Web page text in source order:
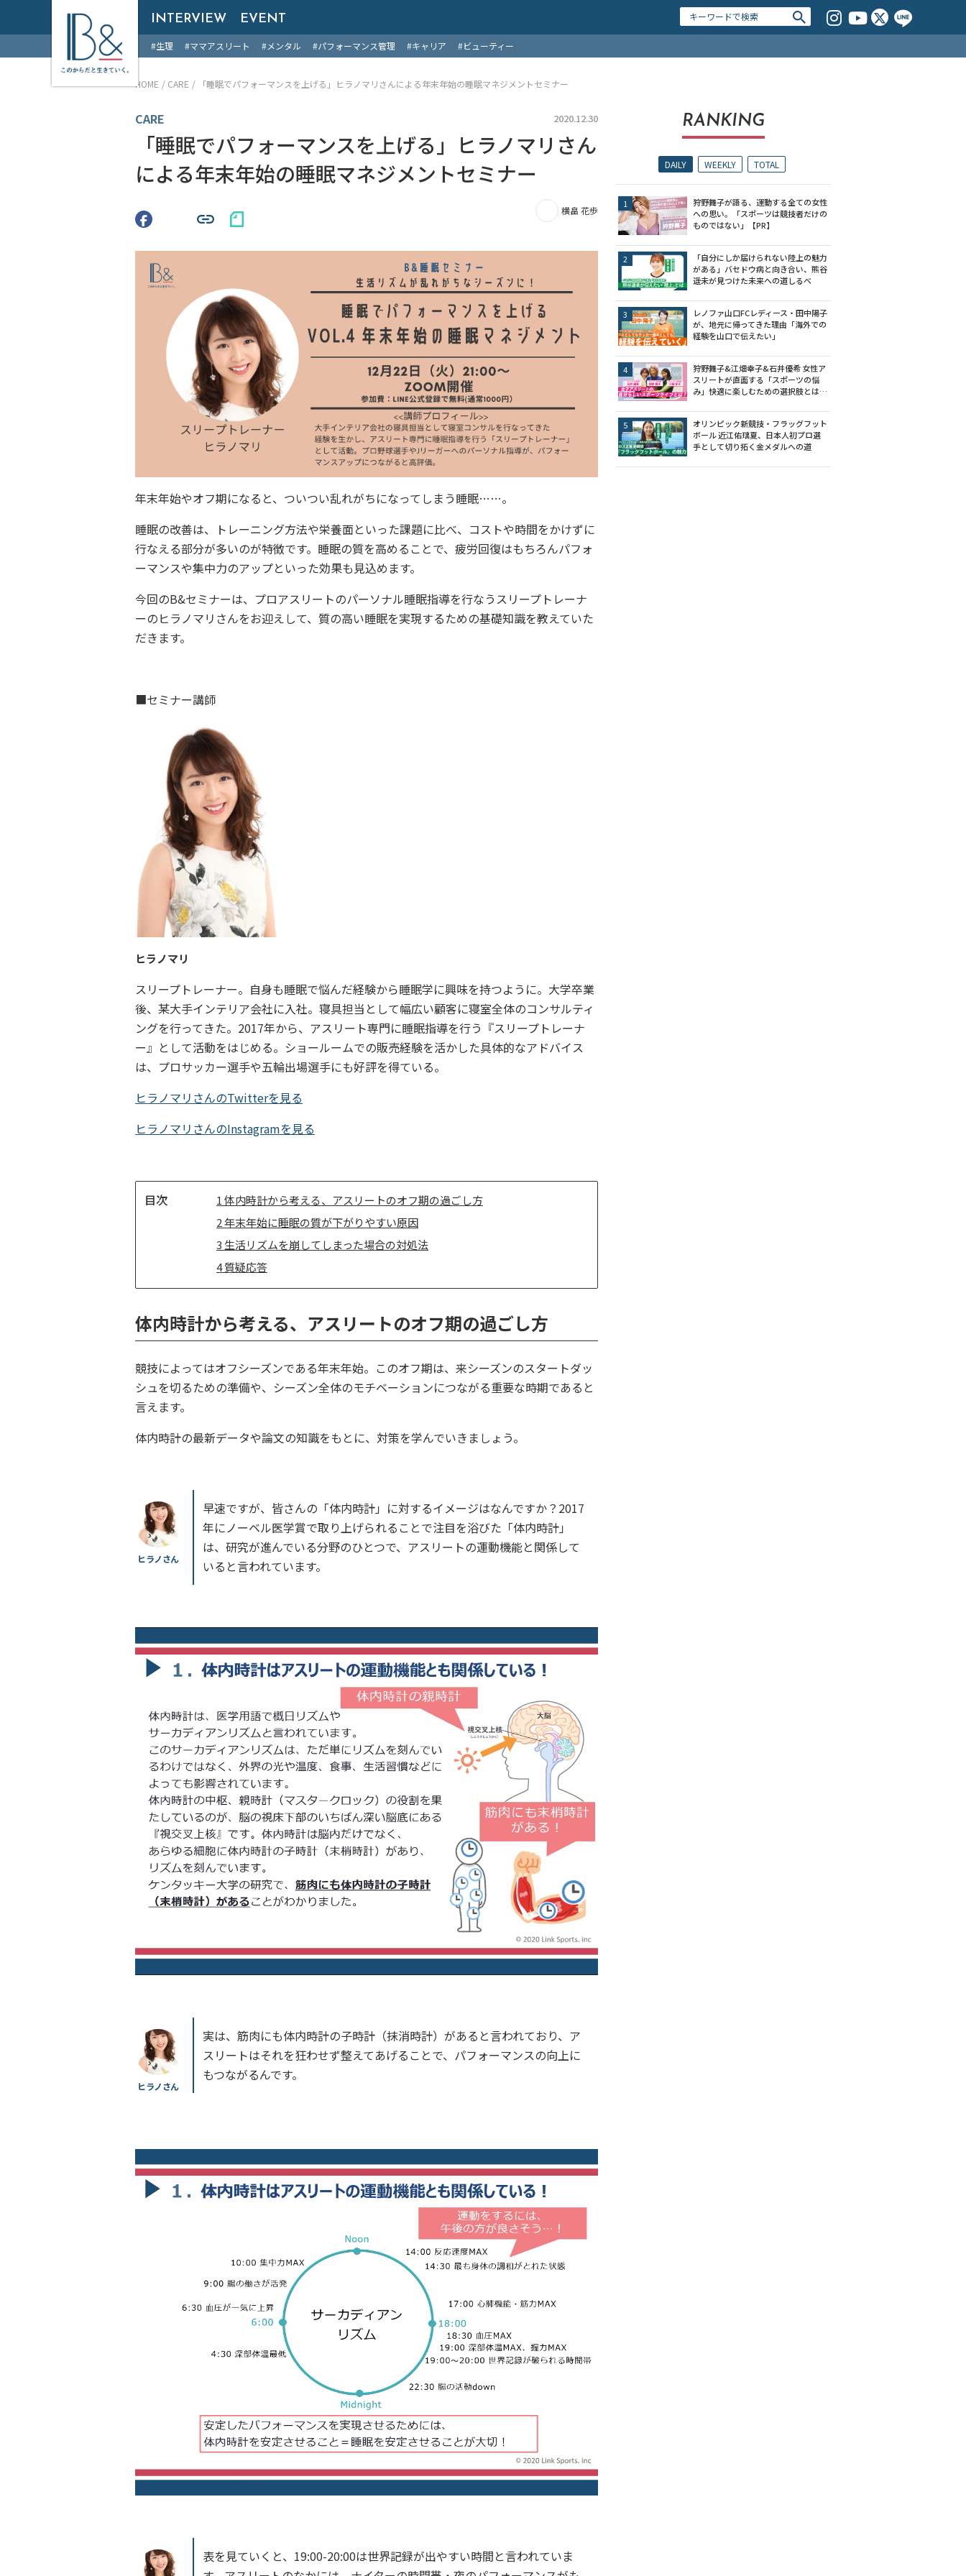
B &
INTERVIEW EVENT
#生理 #ママアスリート #メンタル #パフォーマンス管理 #キャリア #ビューティー
HOME CARE 「睡眠でパフォーマンスを上げる」ヒラノマリさんによる年末年始の睡眠マネジメントセミナー
CARE 2020.12.30
「睡眠でパフォーマンスを上げる」ヒラノマリさん
による年末年始の睡眠マネジメントセミナー
横畠 花歩
年末年始やオフ期になると、ついつい乱れがちになってしまう睡眠……。
睡眠の改善は、トレーニング方法や栄養面といった課題に比べ、コストや時間をかけずに
行なえる部分が多いのが特徴です。睡眠の質を高めることで、疲労回復はもちろんパフォ
ーマンスや集中力のアップといった効果も見込めます。
今回のB&セミナーは、プロアスリートのパーソナル睡眠指導を行なうスリープトレーナ
ーのヒラノマリさんをお迎えして、質の高い睡眠を実現するための基礎知識を教えていた
だきます。
■セミナー講師
ヒラノマリ
スリープトレーナー。自身も睡眠で悩んだ経験から睡眠学に興味を持つように。大学卒業
後、某大手インテリア会社に入社。寝具担当として幅広い顧客に寝室全体のコンサルティ
ングを行ってきた。2017年から、アスリート専門に睡眠指導を行う『スリープトレーナ
ー』として活動をはじめる。ショールームでの販売経験を活かした具体的なアドバイス
は、プロサッカー選手や五輪出場選手にも好評を得ている。
ヒラノマリさんのTwitterを見る
ヒラノマリさんのInstagramを見る
1 体内時計から考える、アスリートのオフ期の過ごし方
2年末年始に睡眠の質が下がりやすい原因
3 生活リズムを崩してしまった場合の対処法
4質疑応答
体内時計から考える、アスリートのオフ期の過ごし方
競技によってはオフシーズンである年末年始。このオフ期は、来シーズンのスタートダッ
シュを切るための準備や、シーズン全体のモチベーションにつながる重要な時期であると
言えます。
体内時計の最新データや論文の知識をもとに、対策を学んでいきましょう。
ヒラノさん
早速ですが、皆さんの「体内時計」に対するイメージはなんですか？2017
年にノーベル医学賞で取り上げられることで注目を浴びた「体内時計」
は、研究が進んでいる分野のひとつで、アスリートの運動機能と関係して
いると言われています。
ヒラノさん
実は、筋肉にも体内時計の子時計（抹消時計）があると言われており、ア
スリートはそれを狂わせず整えてあげることで、パフォーマンスの向上に
もつながるんです。
表を見ていくと、19:00-20:00は世界記録が出やすい時間と言われていま
RANKING
DAILY WEEKLY TOTAL
狩野舞子が語る、運動する全ての女性
への思い。「スポーツは競技者だけの
ものではない」【PR】
「自分にしか届けられない陸上の魅力
がある」バセドウ病と向き合い、熊谷
遥未が見つけた未来への道しるべ
レノファ山口FCレディース・田中陽子
が、地元に帰ってきた理由「海外での
経験を山口で伝えたい」
狩野舞子&江畑幸子&石井優希 女性ア
スリートが直面する「スポーツの悩
み」快適に楽しむための選択肢とは…
オリンピック新競技・フラッグフット
ボール 近江佑璃夏、日本人初プロ選
手として切り拓く金メダルへの道